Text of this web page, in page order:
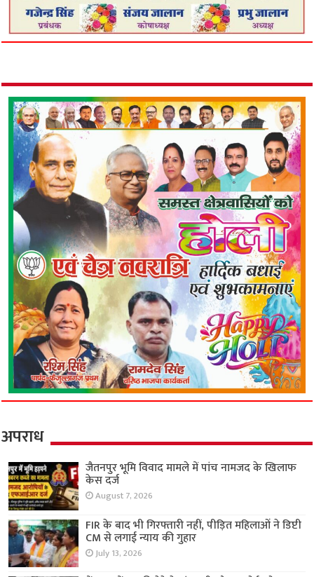
अपराध
जैतनपुर भूमि विवाद मामले में पांच नामजद के खिलाफ
केस दर्ज
August 7, 2026
FIR के बाद भी गिरफ्तारी नहीं, पीड़ित महिलाओं ने डिप्टी
CM से लगाई न्याय की गुहार
July 13, 2026